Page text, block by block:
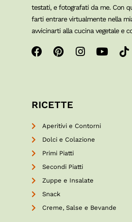
testati, e fotografati da me. Con
farti entrare virtualmente nella
avvicinarti alla cucina vegetale e
RICETTE
Aperitivi e Contorni
Dolci e Colazione
Primi Piatti
Secondi Piatti
Zuppe e Insalate
Snack
Creme, Salse e Bevande